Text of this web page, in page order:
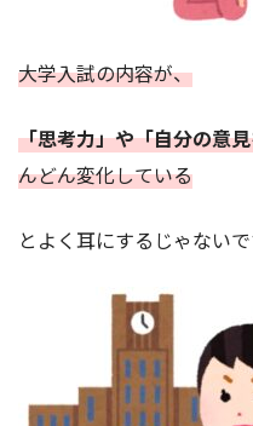
大学入試の内容が、
「思考力」や「自分の意
んどん変化している
とよく耳にするじゃないで